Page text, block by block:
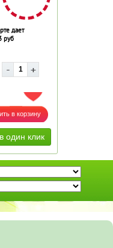
дает
руб
ДОБАВИТЬ В ИЗБРАННОЕ